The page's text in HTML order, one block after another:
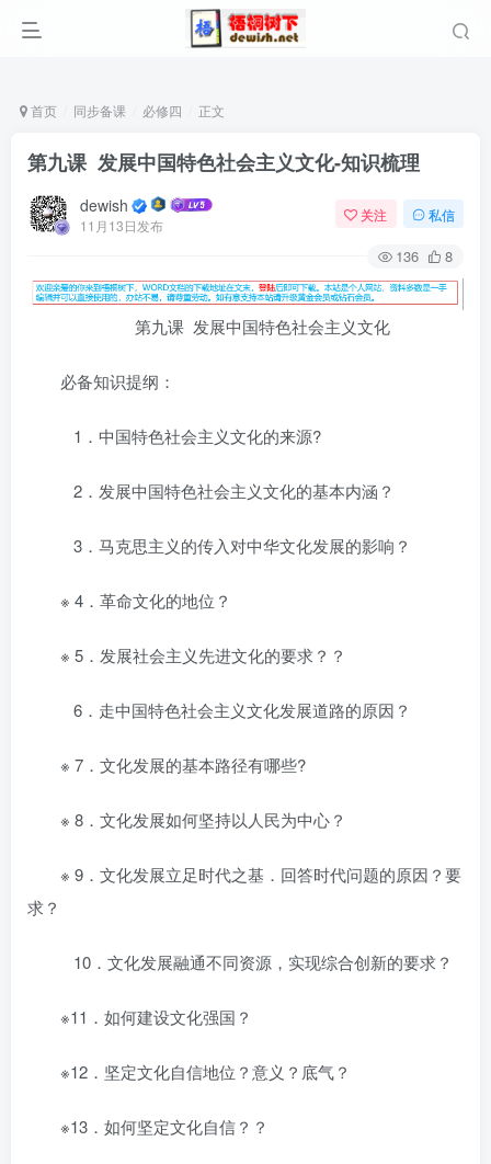
首页 同步备课 必修四 正文
第九课 发展中国特色社会主义文化-知识梳理
dewish
11月13日发布
关注 私信
136 8
第九课 发展中国特色社会主义文化
必备知识提纲：
1．中国特色社会主义文化的来源?
2．发展中国特色社会主义文化的基本内涵？
3．马克思主义的传入对中华文化发展的影响？
※ 4．革命文化的地位？
※ 5．发展社会主义先进文化的要求？？
6．走中国特色社会主义文化发展道路的原因？
※ 7．文化发展的基本路径有哪些?
※ 8．文化发展如何坚持以人民为中心？
※ 9．文化发展立足时代之基．回答时代问题的原因？要
求？
10．文化发展融通不同资源，实现综合创新的要求？
※11．如何建设文化强国？
※12．坚定文化自信地位？意义？底气？
※13．如何坚定文化自信？？